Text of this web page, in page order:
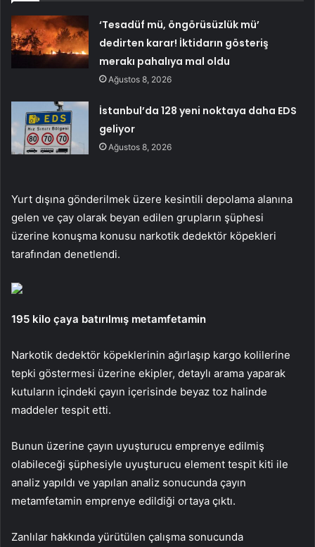
‘Tesadüf mü, öngörüsüzlük mü’
dedirten karar! İktidarın gösteriş
merakı pahalıya mal oldu
Ağustos 8, 2026
İstanbul’da 128 yeni noktaya daha EDS
geliyor
Ağustos 8, 2026
Yurt dışına gönderilmek üzere kesintili depolama alanına
gelen ve çay olarak beyan edilen grupların şüphesi
üzerine konuşma konusu narkotik dedektör köpekleri
tarafından denetlendi.
195 kilo çaya batırılmış metamfetamin
Narkotik dedektör köpeklerinin ağırlaşıp kargo kolilerine
tepki göstermesi üzerine ekipler, detaylı arama yaparak
kutuların içindeki çayın içerisinde beyaz toz halinde
maddeler tespit etti.
Bunun üzerine çayın uyuşturucu emprenye edilmiş
olabileceği şüphesiyle uyuşturucu element tespit kiti ile
analiz yapıldı ve yapılan analiz sonucunda çayın
metamfetamin emprenye edildiği ortaya çıktı.
Zanlılar hakkında yürütülen çalışma sonucunda